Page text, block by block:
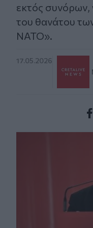
εκτός συνόρων,
του θανάτου
ΝΑΤΟ».
17.05.2026